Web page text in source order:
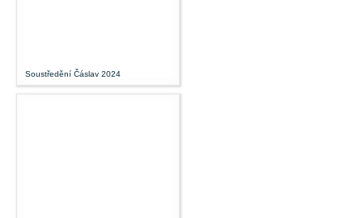
Soustředění Čáslav 2024